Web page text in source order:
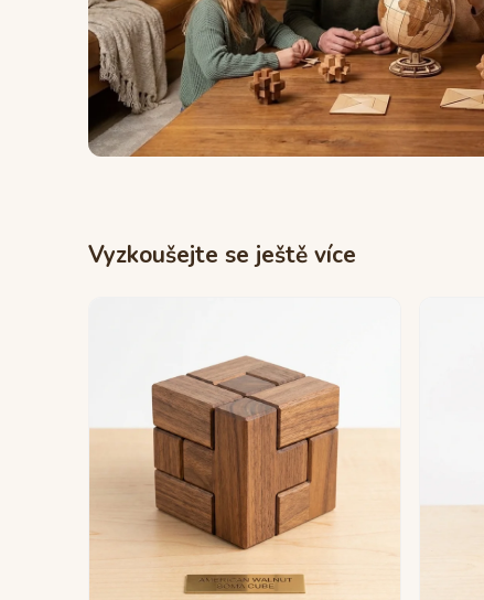
Vyzkoušejte se ještě více